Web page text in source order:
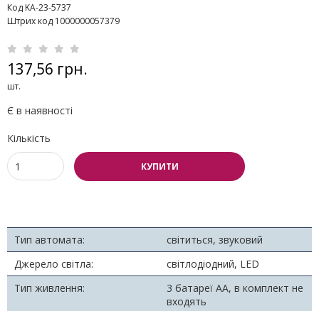
Код KA-23-5737
Штрих код 1000000057379
137,56 грн.
шт.
Є в наявності
Кількість
КУПИТИ
Тип автомата:
світиться, звуковий
Джерело світла:
світлодіодний, LED
Тип живлення:
3 батареї АА, в комплект не
входять